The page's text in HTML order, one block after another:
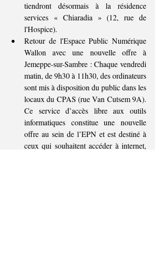
tiendront désormais à la résidence
services « Chiaradia » (12, rue de
l'Hospice).
Retour de l'Espace Public Numérique
Wallon avec une nouvelle offre à
Jemeppe-sur-Sambre : Chaque vendredi
matin, de 9h30 à 11h30, des ordinateurs
sont mis à disposition du public dans les
locaux du CPAS (rue Van Cutsem 9A).
Ce service d’accès libre aux outils
informatiques constitue une nouvelle
offre au sein de l’EPN et est destiné à
ceux qui souhaitent accéder à internet,